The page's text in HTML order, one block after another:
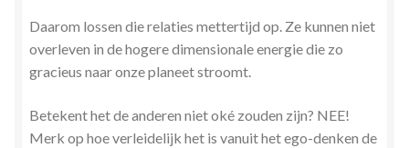
Daarom lossen die relaties mettertijd op. Ze kunnen niet
overleven in de hogere dimensionale energie die zo
gracieus naar onze planeet stroomt.
Betekent het de anderen niet oké zouden zijn? NEE!
Merk op hoe verleidelijk het is vanuit het ego-denken de